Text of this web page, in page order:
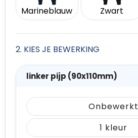
Marineblauw Zwart
2. KIES JE BEWERKING
linker pijp (90x110mm)
Onbewerkt
1